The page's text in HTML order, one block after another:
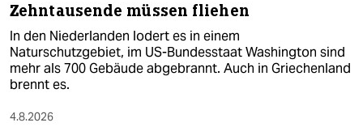
Zehntausende müssen fliehen
In den Niederlanden lodert es in einem
Naturschutzgebiet, im US-Bundesstaat Washington sind
mehr als 700 Gebäude abgebrannt. Auch in Griechenland
brennt es.
4.8.2026